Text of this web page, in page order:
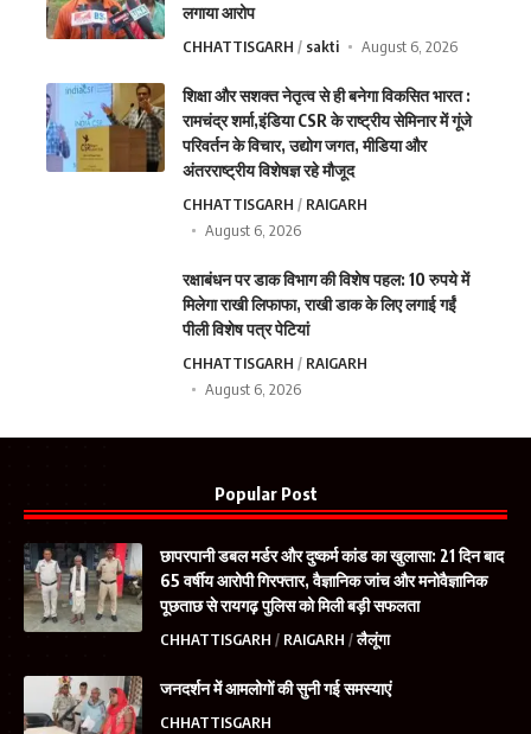
लगाया आरोप
CHHATTISGARH sakti August 6, 2026
शिक्षा और सशक्त नेतृत्व से ही बनेगा विकसित भारत :
रामचंद्र शर्मा,इंडिया CSR के राष्ट्रीय सेमिनार में गूंजे
परिवर्तन के विचार, उद्योग जगत, मीडिया और
अंतरराष्ट्रीय विशेषज्ञ रहे मौजूद
CHHATTISGARH
RAIGARH
August 6, 2026
रक्षाबंधन पर डाक विभाग की विशेष पहल: 10 रुपये में
मिलेगा राखी लिफाफा, राखी डाक के लिए लगाई गईं
पीली विशेष पत्र पेटियां
CHHATTISGARH
RAIGARH
August 6, 2026
Popular Post
छापरपानी डबल मर्डर और दुष्कर्म कांड का खुलासा: 21 दिन बाद
65 वर्षीय आरोपी गिरफ्तार, वैज्ञानिक जांच और मनोवैज्ञानिक
पूछताछ से रायगढ़ पुलिस को मिली बड़ी सफलता
CHHATTISGARH RAIGARH लैलूंगा
जनदर्शन में आमलोगों की सुनी गई समस्याएं
CHHATTISGARH